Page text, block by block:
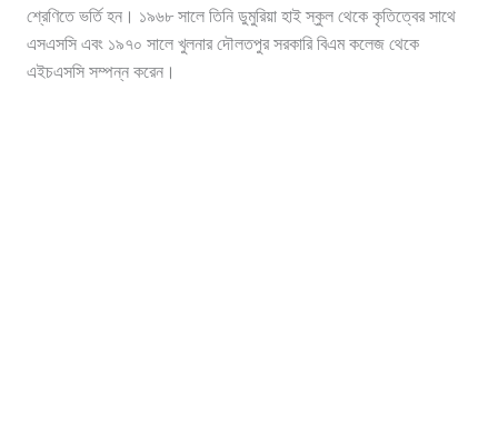
শ্রেণিতে ভর্তি হন। ১৯৬৮ সালে তিনি ডুমুরিয়া হাই স্কুল থেকে কৃতিত্বের সাথে
এসএসসি এবং ১৯৭০ সালে খুলনার দৌলতপুর সরকারি বিএম কলেজ থেকে
এইচএসসি সম্পন্ন করেন।